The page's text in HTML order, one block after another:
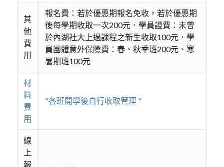
其
他
費
用
報名費：若於優惠期報名免收，若於優惠期
後每學期收取一次200元．學員證費：未曾
於內湖社大上過課程之新生收取100元．學
員團體意外保險費：春、秋季班200元、寒
暑期班100元
材
料
費
用
"各班開學後自行收取管理 "
線
上
報